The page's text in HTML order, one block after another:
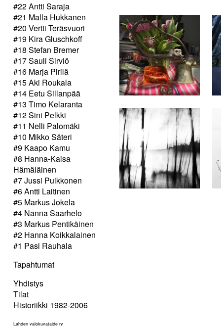
#22 Antti Saraja
#21 Malla Hukkanen
#20 Vertti Teräsvuori
#19 Kira Gluschkoff
#18 Stefan Bremer
#17 Sauli Sirviö
#16 Marja Pirilä
#15 Aki Roukala
#14 Eetu Sillanpää
#13 Timo Kelaranta
#12 Sini Pelkki
#11 Nelli Palomäki
#10 Mikko Säteri
#9 Kaapo Kamu
#8 Hanna-Kaisa
Hämäläinen
#7 Jussi Puikkonen
#6 Antti Laitinen
#5 Markus Jokela
#4 Nanna Saarhelo
#3 Markus Pentikäinen
#2 Hanna Koikkalainen
#1 Pasi Rauhala
Tapahtumat
Yhdistys
Tilat
Historiikki 1982-2006
Lahden valokuvataide ry